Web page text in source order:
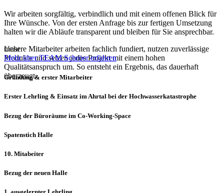
Wir arbeiten sorgfältig, verbindlich und mit einem offenen Blick für
Ihre Wünsche. Von der ersten Anfrage bis zur fertigen Umsetzung
halten wir die Abläufe transparent und bleiben für Sie ansprechbar.
Unsere Mitarbeiter arbeiten fachlich fundiert, nutzen zuverlässige
Produkte und setzen jedes Projekt mit einem hohen
Qualitätsanspruch um. So entsteht ein Ergebnis, das dauerhaft
überzeugt.
mehr
Mehr über TEAM Schröer erfahren
Gründung & erster Mitarbeiter
Erster Lehrling & Einsatz im Ahrtal bei der Hochwasserkatastrophe
Bezug der Büroräume im Co-Working-Space
Spatenstich Halle
10. Mitabeiter
Bezug der neuen Halle